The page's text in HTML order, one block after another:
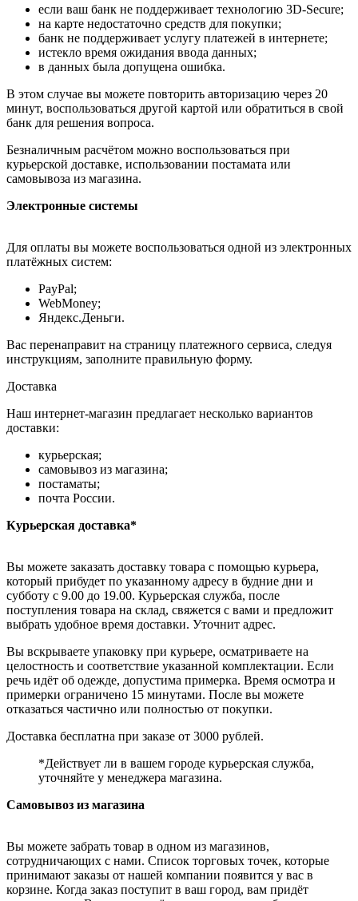
если ваш банк не поддерживает технологию 3D-Secure;
на карте недостаточно средств для покупки;
банк не поддерживает услугу платежей в интернете;
истекло время ожидания ввода данных;
в данных была допущена ошибка.
В этом случае вы можете повторить авторизацию через 20
минут, воспользоваться другой картой или обратиться в свой
банк для решения вопроса.
Безналичным расчётом можно воспользоваться при
курьерской доставке, использовании постамата или
самовывоза из магазина.
Электронные системы
Для оплаты вы можете воспользоваться одной из электронных
платёжных систем:
PayPal;
WebMoney;
Яндекс.Деньги.
Вас перенаправит на страницу платежного сервиса, следуя
инструкциям, заполните правильную форму.
Доставка
Наш интернет-магазин предлагает несколько вариантов
доставки:
курьерская;
самовывоз из магазина;
постаматы;
почта России.
Курьерская доставка*
Вы можете заказать доставку товара с помощью курьера,
который прибудет по указанному адресу в будние дни и
субботу с 9.00 до 19.00. Курьерская служба, после
поступления товара на склад, свяжется с вами и предложит
выбрать удобное время доставки. Уточнит адрес.
Вы вскрываете упаковку при курьере, осматриваете на
целостность и соответствие указанной комплектации. Если
речь идёт об одежде, допустима примерка. Время осмотра и
примерки ограничено 15 минутами. После вы можете
отказаться частично или полностью от покупки.
Доставка бесплатна при заказе от 3000 рублей.
*Действует ли в вашем городе курьерская служба,
уточняйте у менеджера магазина.
Самовывоз из магазина
Вы можете забрать товар в одном из магазинов,
сотрудничающих с нами. Список торговых точек, которые
принимают заказы от нашей компании появится у вас в
корзине. Когда заказ поступит в ваш город, вам придёт